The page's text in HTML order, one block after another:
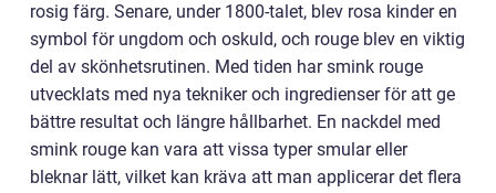
rosig färg. Senare, under 1800-talet, blev rosa kinder en
symbol för ungdom och oskuld, och rouge blev en viktig
del av skönhetsrutinen. Med tiden har smink rouge
utvecklats med nya tekniker och ingredienser för att ge
bättre resultat och längre hållbarhet. En nackdel med
smink rouge kan vara att vissa typer smular eller
bleknar lätt, vilket kan kräva att man applicerar det flera